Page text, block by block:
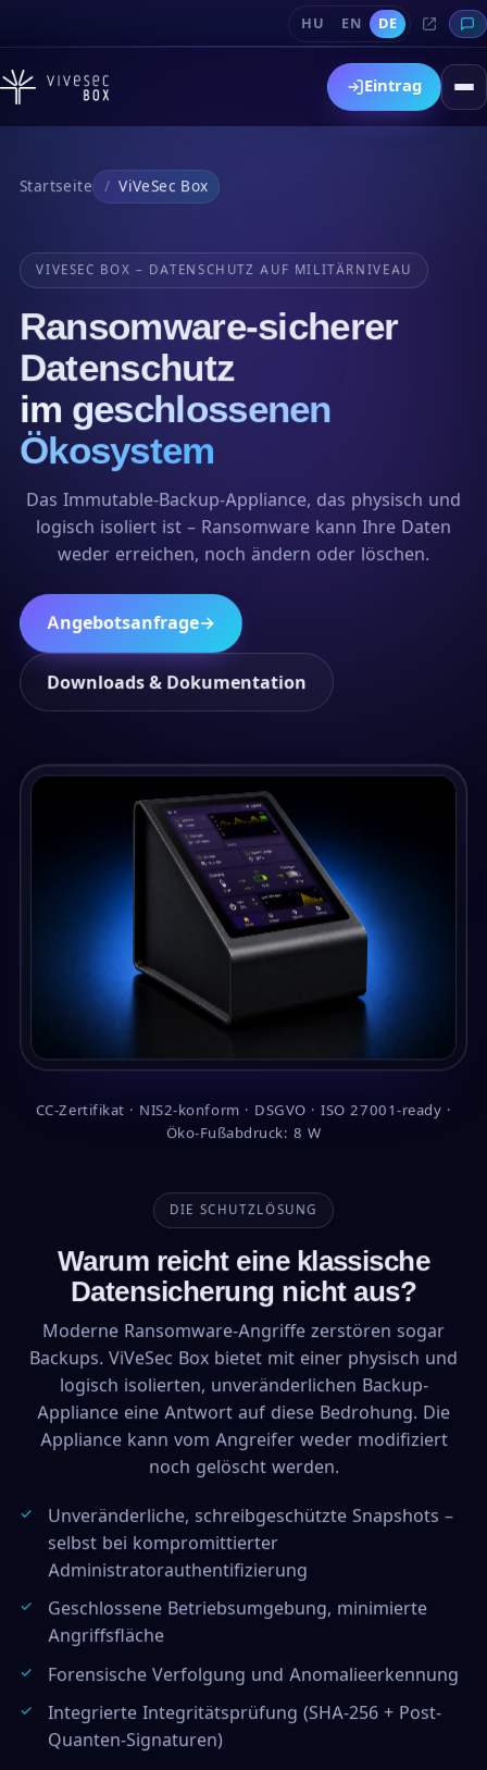
HU EN DE
Eintrag
Startseite ViVeSec Box
VIVESEC BOX – DATENSCHUTZ AUF MILITÄRNIVEAU
Ransomware-sicherer
Datenschutz
im geschlossenen
Ökosystem
Das Immutable-Backup-Appliance, das physisch und
logisch isoliert ist – Ransomware kann Ihre Daten
weder erreichen, noch ändern oder löschen.
Angebotsanfrage→
Downloads & Dokumentation
CC-Zertifikat · NIS2-konform · DSGVO · ISO 27001-ready ·
Öko-Fußabdruck: 8 W
DIE SCHUTZLÖSUNG
Warum reicht eine klassische
Datensicherung nicht aus?
Moderne Ransomware-Angriffe zerstören sogar
Backups. ViVeSec Box bietet mit einer physisch und
logisch isolierten, unveränderlichen Backup-
Appliance eine Antwort auf diese Bedrohung. Die
Appliance kann vom Angreifer weder modifiziert
noch gelöscht werden.
Unveränderliche, schreibgeschützte Snapshots –
selbst bei kompromittierter
Administratorauthentifizierung
Geschlossene Betriebsumgebung, minimierte
Angriffsfläche
Forensische Verfolgung und Anomalieerkennung
Integrierte Integritätsprüfung (SHA-256 + Post-
Quanten-Signaturen)